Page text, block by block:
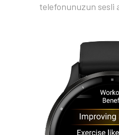
telefonunuzun sesli